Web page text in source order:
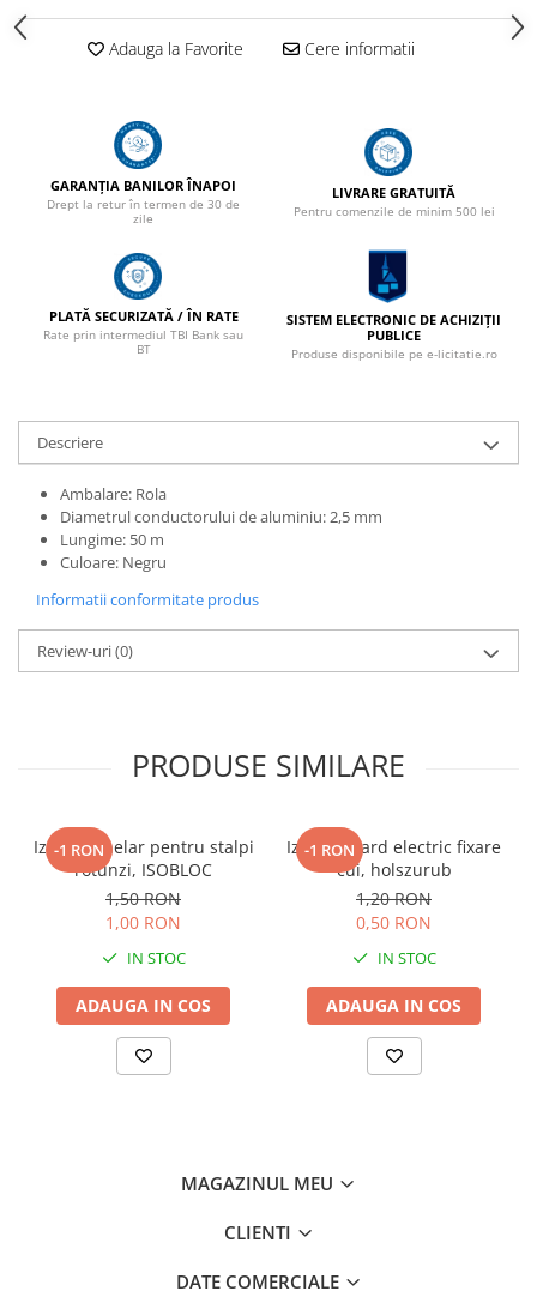
Adauga la Favorite Cere informatii
GARANȚIA BANILOR ÎNAPOI
Drept la retur în termen de 30 de
zile
LIVRARE GRATUITĂ
Pentru comenzile de minim 500 lei
PLATĂ SECURIZATĂ / ÎN RATE
Rate prin intermediul TBI Bank sau
BT
SISTEM ELECTRONIC DE ACHIZIȚII
PUBLICE
Produse disponibile pe e-licitatie.ro
Descriere
Ambalare: Rola
Diametrul conductorului de aluminiu: 2,5 mm
Lungime: 50 m
Culoare: Negru
Informatii conformitate produs
Review-uri(0)
PRODUSE SIMILARE
-1 RON
Izolator inelar pentru stalpi
rotunzi, ISOBLOC
1,50 RON
1,00 RON
IN STOC
ADAUGA IN COS
-1 RON
Izolator gard electric fixare
cui, holszurub
1,20 RON
0,50 RON
IN STOC
ADAUGA IN COS
MAGAZINUL MEU
CLIENTI
DATE COMERCIALE